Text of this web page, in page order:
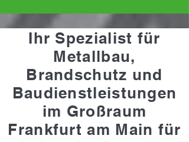
Ihr Spezialist für
Metallbau,
Brandschutz und
Baudienstleistungen
im Großraum
Frankfurt am Main für